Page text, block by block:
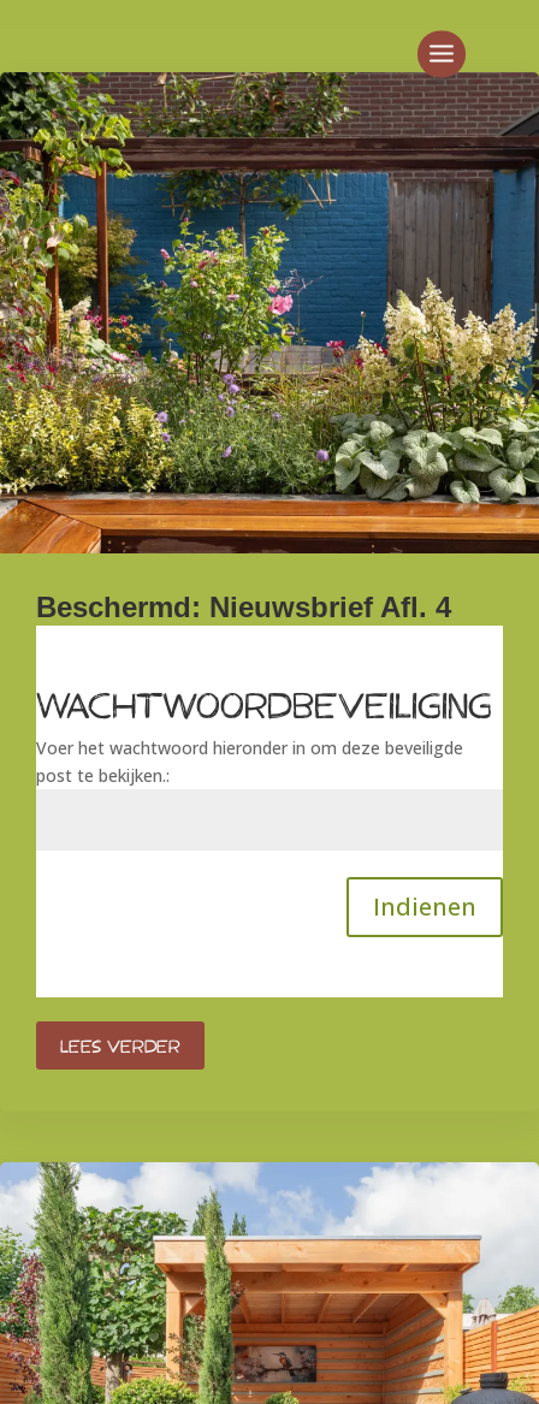
Beschermd: Nieuwsbrief Afl. 4
Wachtwoordbeveiliging
Voer het wachtwoord hieronder in om deze beveiligde
post te bekijken.:
Indienen
Lees verder